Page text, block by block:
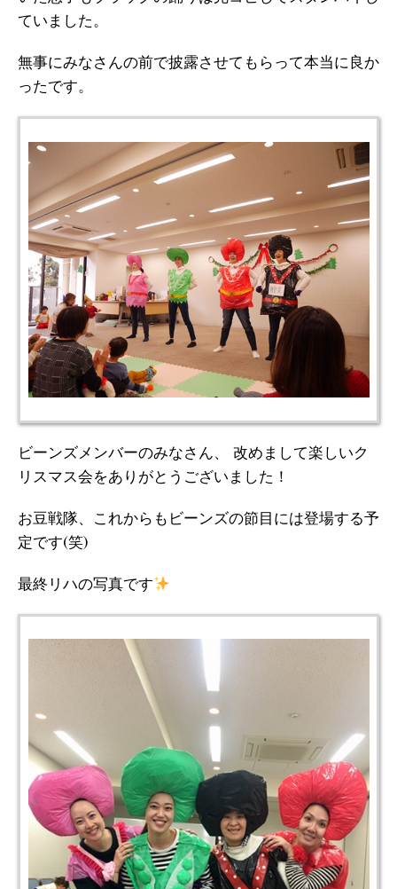
ていました。
無事にみなさんの前で披露させてもらって本当に良か
ったです。
ビーンズメンバーのみなさん、 改めまして楽しいク
リスマス会をありがとうございました！
お豆戦隊、これからもビーンズの節目には登場する予
定です(笑)
最終リハの写真です